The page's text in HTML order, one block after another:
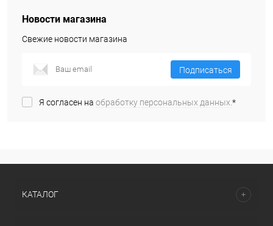
Новости магазина
Свежие новости магазина
Подписаться
Я согласен на обработку персональных данных.*
КАТАЛОГ